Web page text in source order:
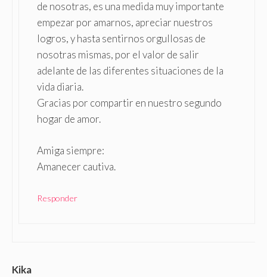
de nosotras, es una medida muy importante
empezar por amarnos, apreciar nuestros
logros, y hasta sentirnos orgullosas de
nosotras mismas, por el valor de salir
adelante de las diferentes situaciones de la
vida diaria.
Gracias por compartir en nuestro segundo
hogar de amor.
Amiga siempre:
Amanecer cautiva.
Responder
Kika